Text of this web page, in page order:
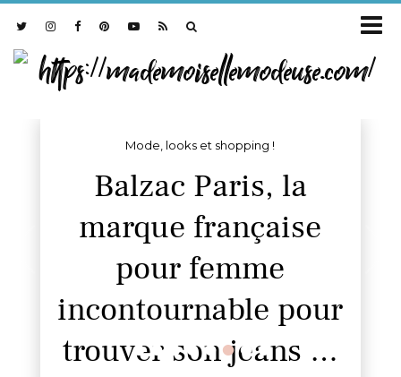
••••••••
Mode, looks et shopping !
Balzac Paris, la
marque française
pour femme
incontournable pour
trouver son jeans …